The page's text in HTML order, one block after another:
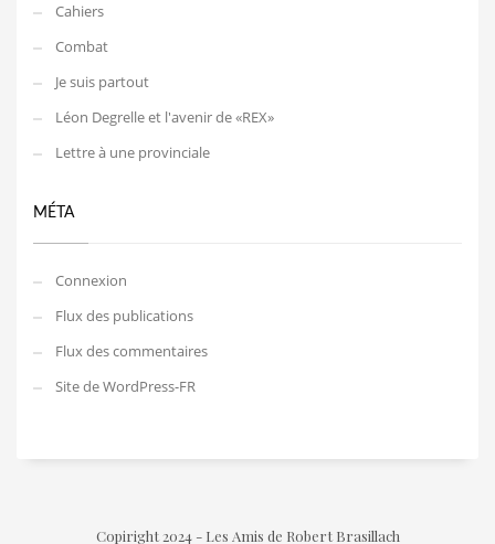
Cahiers
Combat
Je suis partout
Léon Degrelle et l'avenir de «REX»
Lettre à une provinciale
MÉTA
Connexion
Flux des publications
Flux des commentaires
Site de WordPress-FR
Copiright 2024 - Les Amis de Robert Brasillach